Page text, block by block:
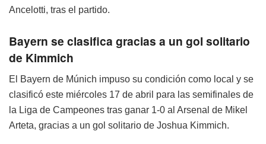
Ancelotti, tras el partido.
Bayern se clasifica gracias a un gol solitario
de Kimmich
El Bayern de Múnich impuso su condición como local y se
clasificó este miércoles 17 de abril para las semifinales de
la Liga de Campeones tras ganar 1-0 al Arsenal de Mikel
Arteta, gracias a un gol solitario de Joshua Kimmich.